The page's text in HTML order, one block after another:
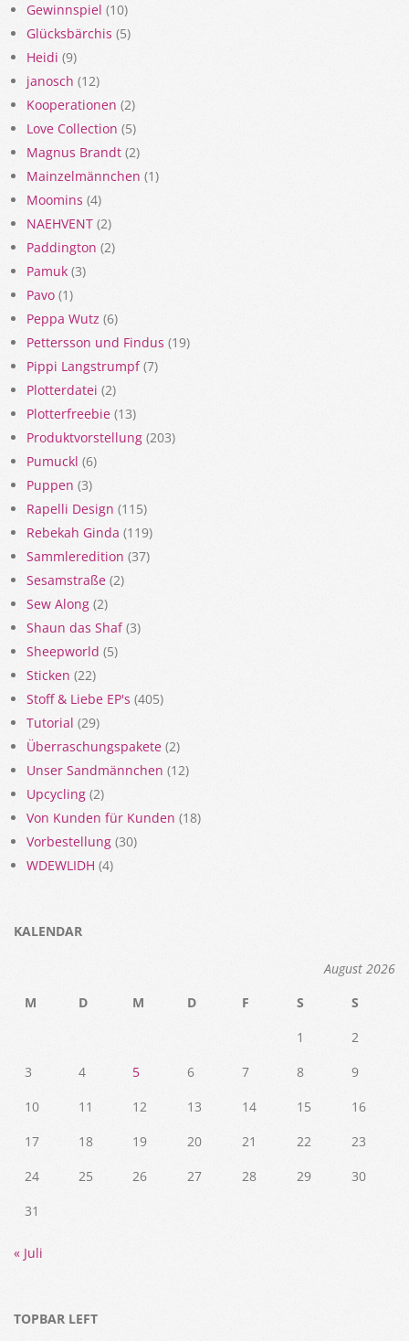
Gewinnspiel (10)
Glücksbärchis (5)
Heidi (9)
janosch (12)
Kooperationen (2)
Love Collection (5)
Magnus Brandt (2)
Mainzelmännchen (1)
Moomins (4)
NAEHVENT (2)
Paddington (2)
Pamuk (3)
Pavo (1)
Peppa Wutz (6)
Pettersson und Findus (19)
Pippi Langstrumpf(7)
Plotterdatei (2)
Plotterfreebie (13)
Produktvorstellung (203)
Pumuckl (6)
Puppen (3)
Rapelli Design (115)
Rebekah Ginda (119)
Sammleredition (37)
Sesamstraße (2)
Sew Along (2)
Shaun das Shaf(3)
Sheepworld (5)
Sticken (22)
Stoff & Liebe EP's (405)
Tutorial (29)
Überraschungspakete (2)
Unser Sandmännchen (12)
Upcycling (2)
Von Kunden für Kunden (18)
Vorbestellung (30)
WDEWLIDH (4)
KALENDAR
August 2026
M
D M D F S
S
1
2
3
4 5 6 7 8
9
10
11 12 13 14 15
16
17
18 19 20 21 22
23
24
25 26 27 28 29
30
31
« Juli
TOPBAR LEFT